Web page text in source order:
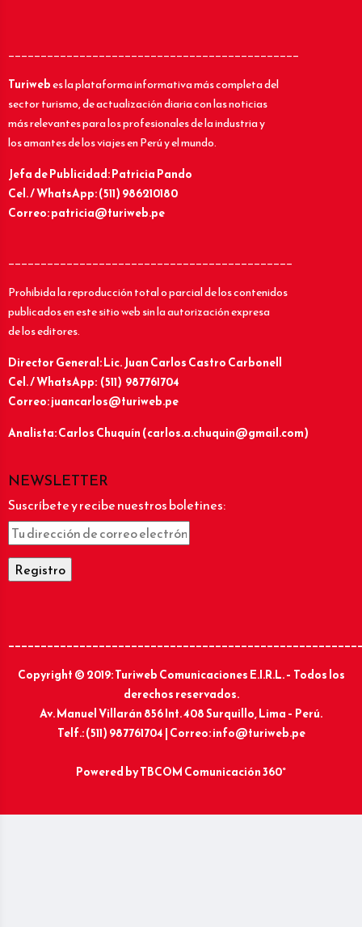
_____________________________________________
Turiwebes la plataforma informativa más completa del
sector turismo, de actualización diaria con las noticias
más relevantes para los profesionales de la industria y
los amantes de los viajes en Perú y el mundo.
Jefa de Publicidad: Patricia Pando
Cel. / WhatsApp: (511) 986210180
Correo: patricia@turiweb.pe
____________________________________________
Prohibida la reproducción total o parcial de los contenidos
publicados en este sitio web sin la autorización expresa
de los editores.
Director General: Lic.Juan Carlos Castro Carbonell
Cel. / WhatsApp: (511) 987761704
Correo: juancarlos@turiweb.pe
Analista: Carlos Chuquín (carlos.a.chuquin@gmail.com)
NEWSLETTER
Suscríbete y recibe nuestros boletines:
Copyright © 2019: Turiweb Comunicaciones E.I.R.L. – Todos los
derechos reservados.
Av. Manuel Villarán 856 Int. 408 Surquillo, Lima – Perú.
Telf.: (511) 987761704 | Correo: info@turiweb.pe
Powered byTBCOM Comunicación 360°